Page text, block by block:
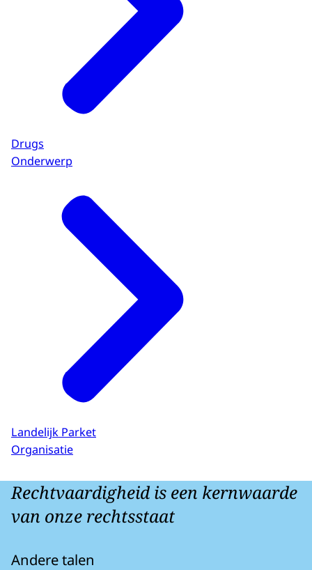
Drugs
Onderwerp
Landelijk Parket
Organisatie
Rechtvaardigheid is een kernwaarde
van onze rechtsstaat
Andere talen